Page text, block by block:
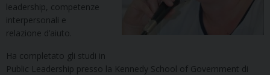
leadership, competenze
interpersonali e
relazione d’aiuto.
Ha completato gli studi in
Public Leadership presso la Kennedy School of Government di